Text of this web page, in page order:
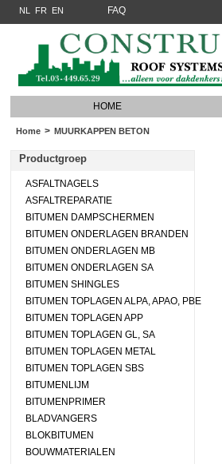
NL FR EN FAQ
HOME
Home > MUURKAPPEN BETON
Productgroep
ASFALTNAGELS
ASFALTREPARATIE
BITUMEN DAMPSCHERMEN
BITUMEN ONDERLAGEN BRANDEN
BITUMEN ONDERLAGEN MB
BITUMEN ONDERLAGEN SA
BITUMEN SHINGLES
BITUMEN TOPLAGEN ALPA, APAO, PBE
BITUMEN TOPLAGEN APP
BITUMEN TOPLAGEN GL, SA
BITUMEN TOPLAGEN METAL
BITUMEN TOPLAGEN SBS
BITUMENLIJM
BITUMENPRIMER
BLADVANGERS
BLOKBITUMEN
BOUWMATERIALEN